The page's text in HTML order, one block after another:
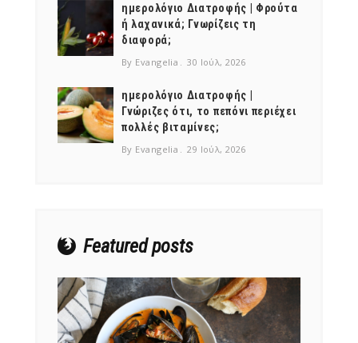
ημερολόγιο Διατροφής | Φρούτα
ή λαχανικά; Γνωρίζεις τη
διαφορά;
By Evangelia 30 Ιούλ, 2026
ημερολόγιο Διατροφής |
Γνώριζες ότι, το πεπόνι περιέχει
πολλές βιταμίνες;
By Evangelia 29 Ιούλ, 2026
Featured posts